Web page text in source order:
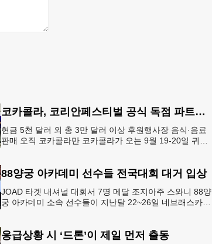
코카콜라, 코리안페스티벌 공식 독점 파트너 참여
현금 5천 달러 외 총 3만 달러 이상 후원행사장 음식·음료
판매 오직 코카콜라만 코카콜라가 오는 9월 19-20일 귀넷
88양궁 아카데미 선수들 전국대회 대거 입상
JOAD 타겟 내셔널 대회서 7명 메달 조지아주 스와니 88양
궁 아카데미 소속 선수들이 지난달 22~26일 네브래스카주
응급상황 시 ‘드론’이 제일 먼저 출동